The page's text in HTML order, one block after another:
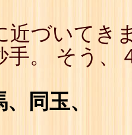
近づいてき
手。 そう、
、同玉、